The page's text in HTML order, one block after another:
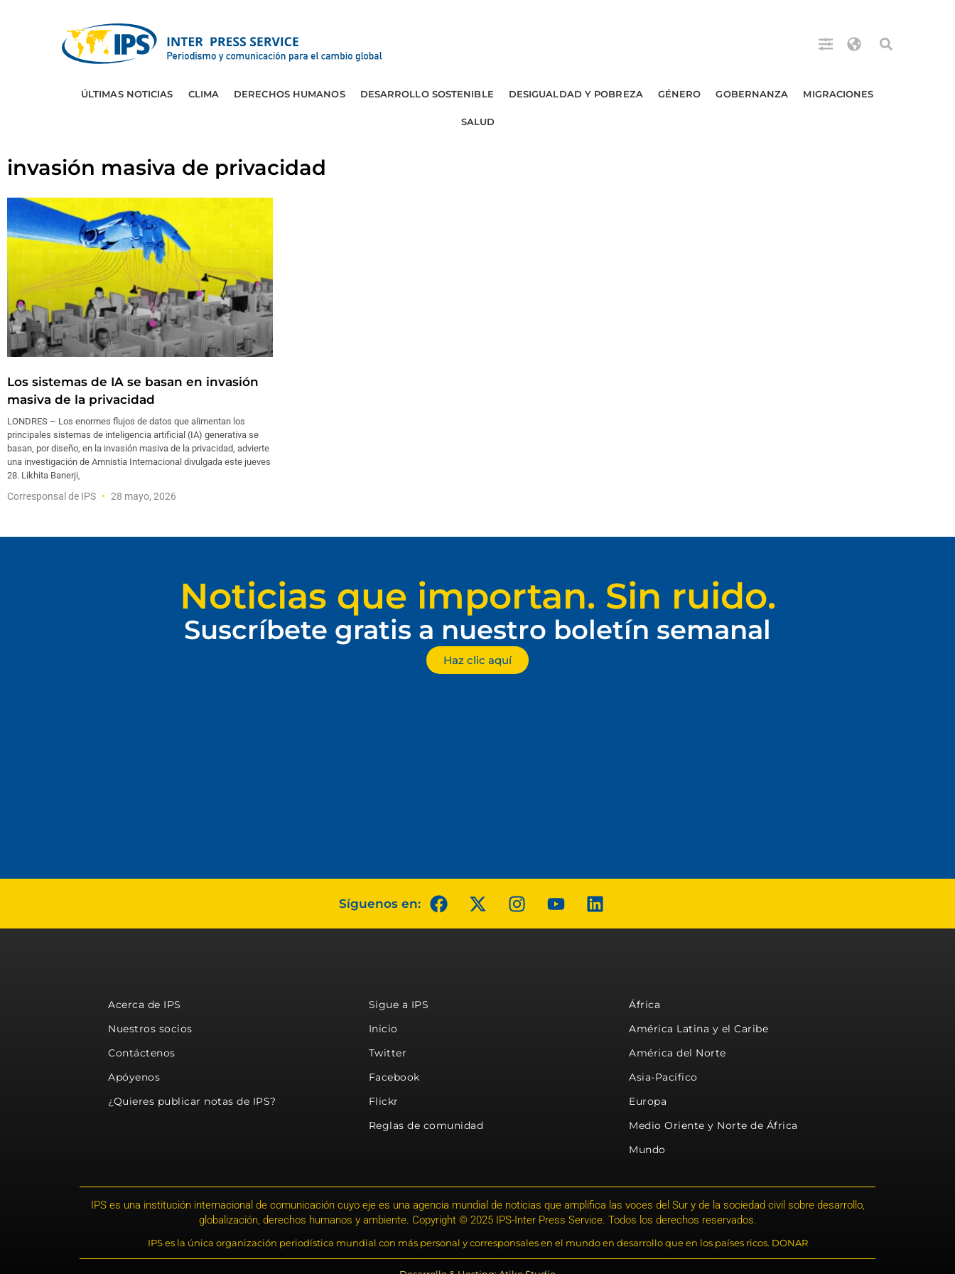
ÚLTIMAS NOTICIAS CLIMA DERECHOS HUMANOS DESARROLLO SOSTENIBLE DESIGUALDAD Y POBREZA GÉNERO GOBERNANZA MIGRACIONES
SALUD
invasión masiva de privacidad
Los sistemas de IA se basan en invasión
masiva de la privacidad
LONDRES – Los enormes flujos de datos que alimentan los
principales sistemas de inteligencia artificial (IA) generativa se
basan, por diseño, en la invasión masiva de la privacidad, advierte
una investigación de Amnistía Internacional divulgada este jueves
28. Likhita Banerji,
Corresponsal de IPS 28 mayo, 2026
Noticias que importan. Sin ruido.
Suscríbete gratis a nuestro boletín semanal
Haz clic aquí
Síguenos en:
Acerca de IPS
Nuestros socios
Contáctenos
Apóyenos
¿Quieres publicar notas de IPS?
Sigue a IPS
Inicio
Twitter
Facebook
Flickr
Reglas de comunidad
África
América Latina y el Caribe
América del Norte
Asia-Pacífico
Europa
Medio Oriente y Norte de África
Mundo
IPS es una institución internacional de comunicación cuyo eje es una agencia mundial de noticias que amplifica las voces del Sur y de la sociedad civil sobre desarrollo,
globalización, derechos humanos y ambiente. Copyright © 2025 IPS-Inter Press Service. Todos los derechos reservados.
IPS es la única organización periodística mundial con más personal y corresponsales en el mundo en desarrollo que en los países ricos. DONAR